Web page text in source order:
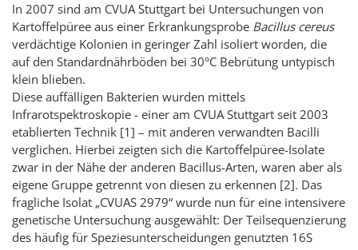
In 2007 sind am CVUA Stuttgart bei Untersuchungen von
Kartoffelpüree aus einer Erkrankungsprobe Bacillus cereus
verdächtige Kolonien in geringer Zahl isoliert worden, die
auf den Standardnährböden bei 30°C Bebrütung untypisch
klein blieben.
Diese auffälligen Bakterien wurden mittels
Infrarotspektroskopie - einer am CVUA Stuttgart seit 2003
etablierten Technik [1] – mit anderen verwandten Bacilli
verglichen. Hierbei zeigten sich die Kartoffelpüree-Isolate
zwar in der Nähe der anderen Bacillus-Arten, waren aber als
eigene Gruppe getrennt von diesen zu erkennen [2]. Das
fragliche Isolat „CVUAS 2979“ wurde nun für eine intensivere
genetische Untersuchung ausgewählt: Der Teilsequenzierung
des häufig für Speziesunterscheidungen genutzten 16S